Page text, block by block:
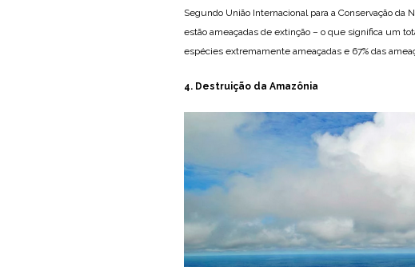
Segundo União Internacional para a Conservação da
estão ameaçadas de extinção – o que significa um
espécies extremamente ameaçadas e 67% das
4. Destruição da Amazônia